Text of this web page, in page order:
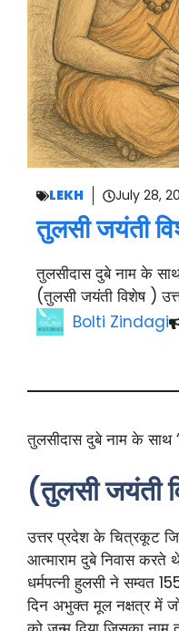
LEKH July 28,
तुलसी जयंती
तुलसीदास दुबे नाम के
(तुलसी जयंती विशेष )
Bolti Zindagi
तुलसीदास दुबे नाम के साथ
(तुलसी जयंती
उत्तर प्रदेश के चित्रकूट
आत्माराम दुबे निवास करते
धर्मपत्नी हुलसी ने सम्वत
दिन अभुक्त मूल नक्षत्र में